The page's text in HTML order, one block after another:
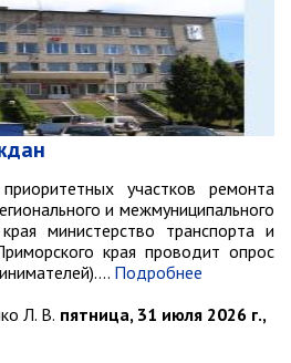
материалы
представление)
участков ремонта
и межмуниципального
министерство транспорта и
края проводит опрос
Подробнее
Л. В. пятница, 31 июля 2026 г.,